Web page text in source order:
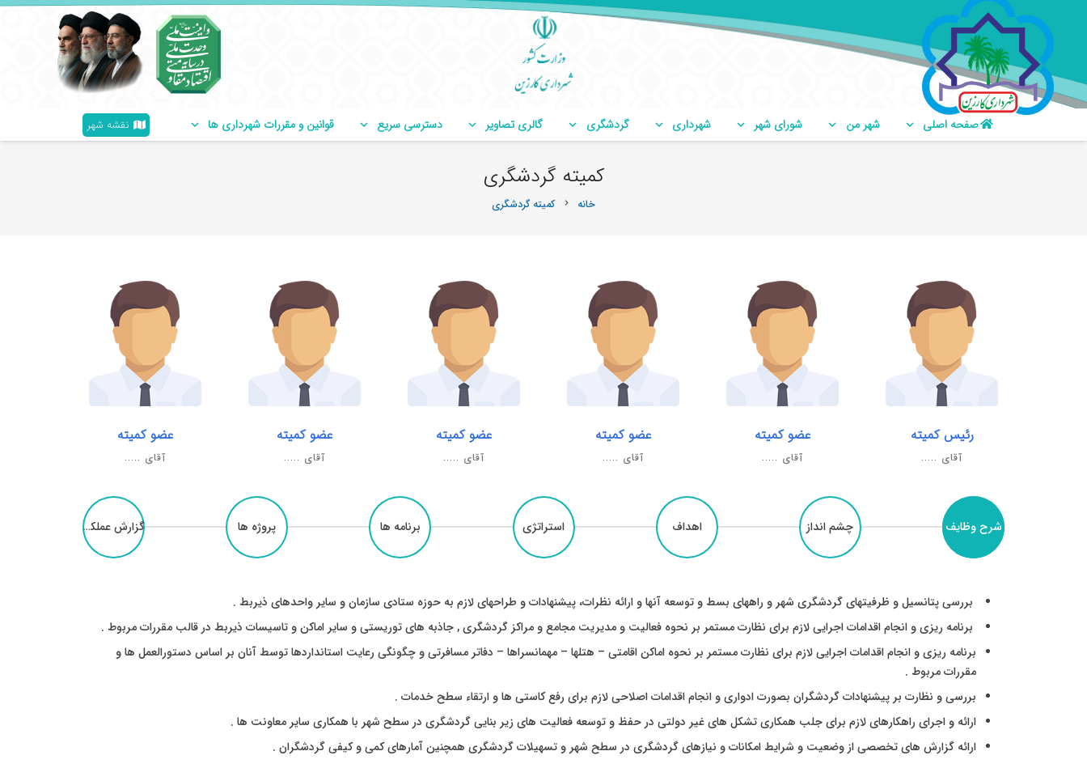
صفحه اصلی شهر من شورای شهر شهرداری گردشگری گالری تصاویر دسترسی سریع قوانین و مقررات شهرداری ها نقشه شهر
کمیته گردشگری
خانه chevron_right کمیته گردشگری
رئیس کمیته
آقای .....
عضو کمیته
آقای .....
عضو کمیته
آقای .....
عضو کمیته
آقای .....
عضو کمیته
آقای .....
عضو کمیته
آقای .....
شرح وظایف چشم انداز اهداف استراتژی برنامه ها پروژه ها گزارش عملکرد
بررسی پتانسیل و ظرفیتهای گردشگری شهر و راههای بسط و توسعه آنها و ارائه نظرات، پیشنهادات و طراحهای لازم به حوزه ستادی سازمان و سایر واحدهای ذیربط .
برنامه ریزی و انجام اقدامات اجرایی لازم برای نظارت مستمر بر نحوه فعالیت و مدیریت مجامع و مراکز گردشگری , جاذبه های توریستی و سایر اماکن و تاسیسات ذیربط در قالب مقررات مربوط .
برنامه ریزی و انجام اقدامات اجرایی لازم برای نظارت مستمر بر نحوه اماکن اقامتی – هتلها – مهمانسراها – دفاتر مسافرتی و چگونگی رعایت استانداردها توسط آنان بر اساس دستورالعمل ها و
مقررات مربوط .
بررسی و نظارت بر پیشنهادات گردشگران بصورت ادواری و انجام اقدامات اصلاحی لازم برای رفع کاستی ها و ارتقاء سطح خدمات .
ارائه و اجرای راهکارهای لازم برای جلب همکاری تشکل های غیر دولتی در حفظ و توسعه فعالیت های زیر بنایی گردشگری در سطح شهر با همکاری سایر معاونت ها .
ارائه گزارش های تخصصی از وضعیت و شرایط امکانات و نیازهای گردشگری در سطح شهر و تسهیلات گردشگری همچنین آمارهای کمی و کیفی گردشگران .